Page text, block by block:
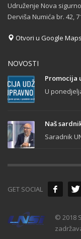
Udruženje Nova
Derviša Numića br. 42,
Otvori u Google Maps
NOVOSTI
Promocija
U
Naš
Saradnik
GET SOCIAL
© 2018